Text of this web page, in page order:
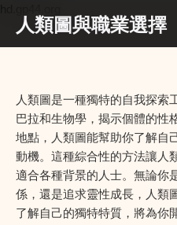
人類圖與職業選擇
人類圖是一種獨特的自我探索
巴拉和生物學，揭示個體的性
地點，人類圖能幫助你了解自
動機。這種綜合性的方法讓人
適合各種背景的人士。無論你
係，還是追求靈性成長，人類
了解自己的獨特特質，將為你